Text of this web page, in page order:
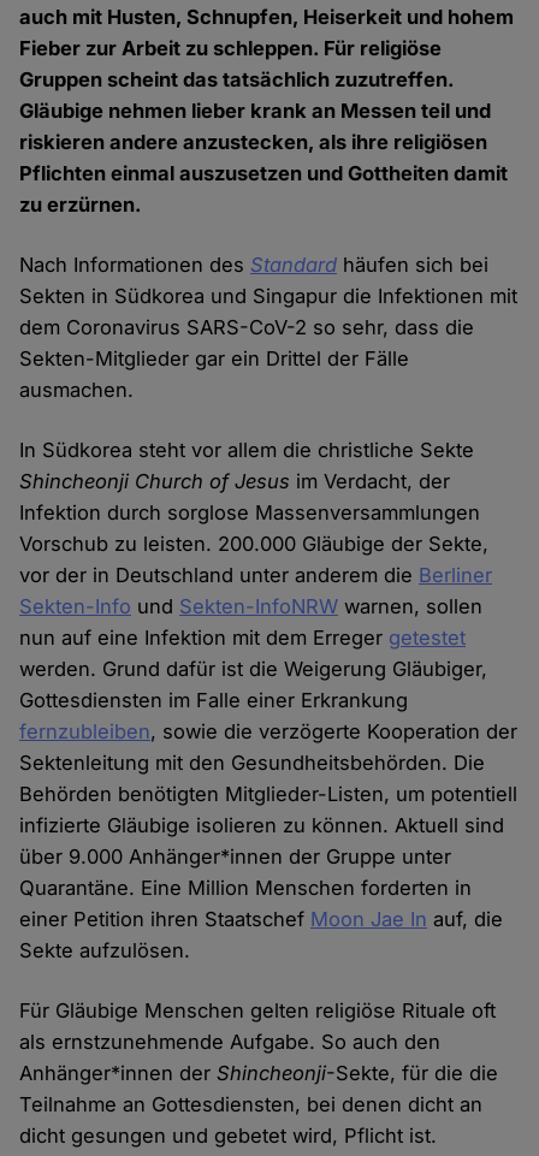
auch mit Husten, Schnupfen, Heiserkeit und hohem
Fieber zur Arbeit zu schleppen. Für religiöse
Gruppen scheint das tatsächlich zuzutreffen.
Gläubige nehmen lieber krank an Messen teil und
riskieren andere anzustecken, als ihre religiösen
Pflichten einmal auszusetzen und Gottheiten damit
zu erzürnen.
Nach Informationen des Standard häufen sich bei
Sekten in Südkorea und Singapur die Infektionen mit
dem Coronavirus SARS-CoV-2 so sehr, dass die
Sekten-Mitglieder gar ein Drittel der Fälle
ausmachen.
In Südkorea steht vor allem die christliche Sekte
Shincheonji Church of Jesus im Verdacht, der
Infektion durch sorglose Massenversammlungen
Vorschub zu leisten. 200.000 Gläubige der Sekte,
vor der in Deutschland unter anderem die Berliner
Sekten-Info und Sekten-InfoNRW warnen, sollen
nun auf eine Infektion mit dem Erreger getestet
werden. Grund dafür ist die Weigerung Gläubiger,
Gottesdiensten im Falle einer Erkrankung
fernzubleiben, sowie die verzögerte Kooperation der
Sektenleitung mit den Gesundheitsbehörden. Die
Behörden benötigten Mitglieder-Listen, um potentiell
infizierte Gläubige isolieren zu können. Aktuell sind
über 9.000 Anhänger*innen der Gruppe unter
Quarantäne. Eine Million Menschen forderten in
einer Petition ihren Staatschef Moon Jae In auf, die
Sekte aufzulösen.
Für Gläubige Menschen gelten religiöse Rituale oft
als ernstzunehmende Aufgabe. So auch den
Anhänger*innen derShincheonji-Sekte, für die die
Teilnahme an Gottesdiensten, bei denen dicht an
dicht gesungen und gebetet wird, Pflicht ist.